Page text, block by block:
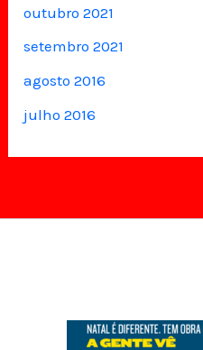
outubro 2021
setembro 2021
agosto 2016
julho 2016